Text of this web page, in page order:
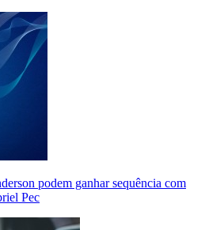
podem ganhar sequência com
Pec